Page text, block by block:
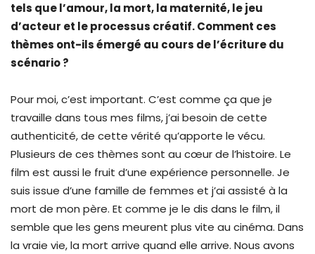
tels que l’amour, la mort, la maternité, le jeu
d’acteur et le processus créatif. Comment ces
thèmes ont-ils émergé au cours de l’écriture du
scénario ?
Pour moi, c’est important. C’est comme ça que je
travaille dans tous mes films, j’ai besoin de cette
authenticité, de cette vérité qu’apporte le vécu.
Plusieurs de ces thèmes sont au cœur de l’histoire. Le
film est aussi le fruit d’une expérience personnelle. Je
suis issue d’une famille de femmes et j’ai assisté à la
mort de mon père. Et comme je le dis dans le film, il
semble que les gens meurent plus vite au cinéma. Dans
la vraie vie, la mort arrive quand elle arrive. Nous avons